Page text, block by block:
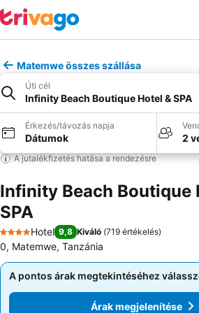
Matemwe összes szállása
Úti cél
Infinity Beach Boutique Hotel & SPA
Érkezés/távozás napja
Dátumok 2
A jutalékfizetés hatása a rendezésre
Infinity Beach Boutique
SPA
4 Kategória
Hotel 9,8 Kiváló (719 értékelés)
0, Matemwe, Tanzánia
A pontos árak megtekintéséhez
Árak megjelenítése
A pontos árak megtekintéséhez
Árak megjelenítése